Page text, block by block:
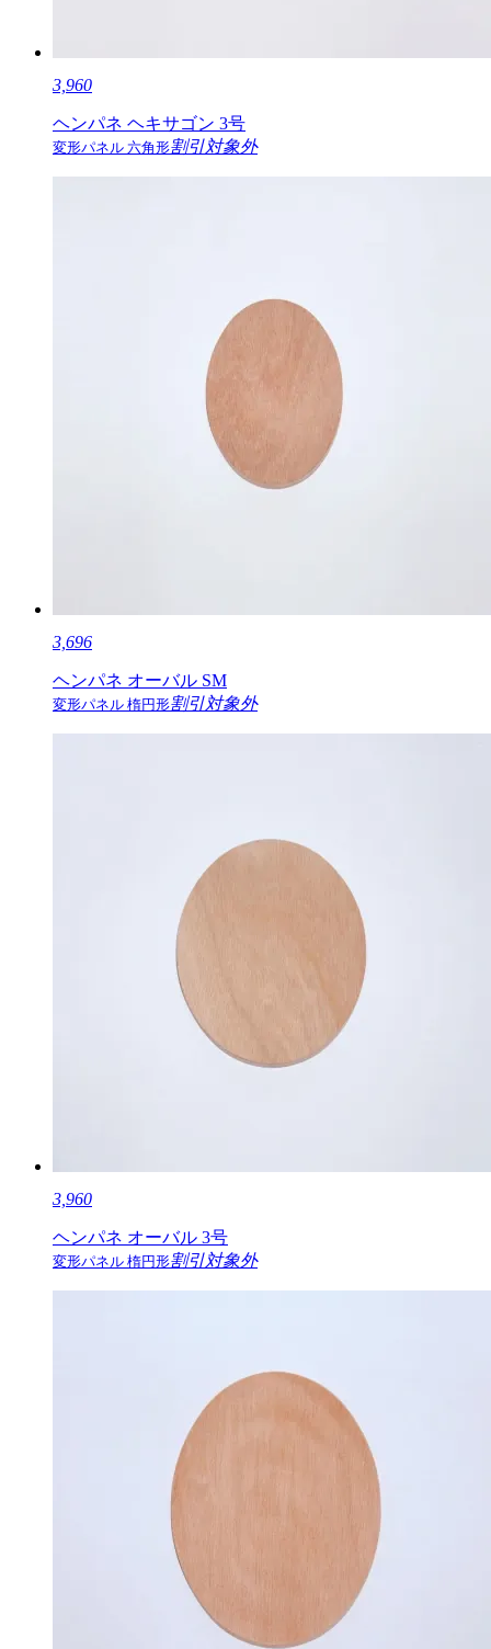
3,960
ヘンパネ ヘキサゴン 3号
変形パネル 六角形割引対象外
3,696
ヘンパネ オーバル SM
変形パネル 楕円形割引対象外
3,960
ヘンパネ オーバル 3号
変形パネル 楕円形割引対象外